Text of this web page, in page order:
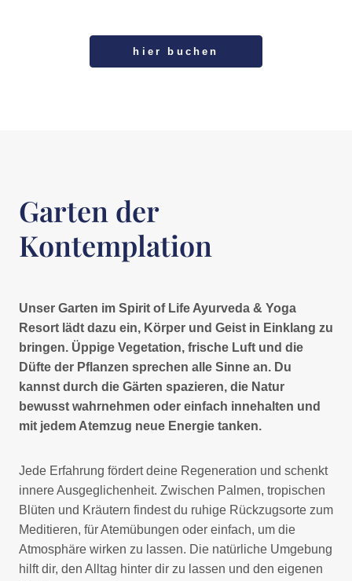
hier buchen
Garten der
Kontemplation
Unser Garten im Spirit of Life Ayurveda & Yoga
Resort lädt dazu ein, Körper und Geist in Einklang zu
bringen. Üppige Vegetation, frische Luft und die
Düfte der Pflanzen sprechen alle Sinne an. Du
kannst durch die Gärten spazieren, die Natur
bewusst wahrnehmen oder einfach innehalten und
mit jedem Atemzug neue Energie tanken.
Jede Erfahrung fördert deine Regeneration und schenkt
innere Ausgeglichenheit. Zwischen Palmen, tropischen
Blüten und Kräutern findest du ruhige Rückzugsorte zum
Meditieren, für Atemübungen oder einfach, um die
Atmosphäre wirken zu lassen. Die natürliche Umgebung
hilft dir, den Alltag hinter dir zu lassen und den eigenen